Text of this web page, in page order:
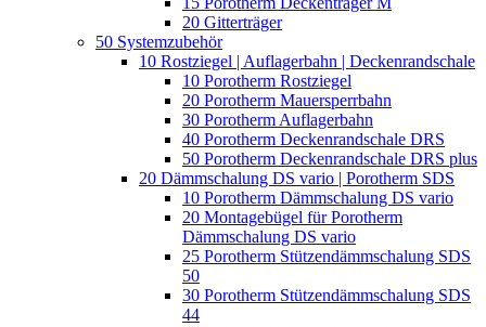
20 Gitterträger
50 Systemzubehör
10 Rostziegel | Auflagerbahn | Deckenrandschale
10 Porotherm Rostziegel
20 Porotherm Mauersperrbahn
30 Porotherm Auflagerbahn
40 Porotherm Deckenrandschale DRS
50 Porotherm Deckenrandschale DRS plus
20 Dämmschalung DS vario | Porotherm SDS
10 Porotherm Dämmschalung DS vario
20 Montagebügel für Porotherm
Dämmschalung DS vario
25 Porotherm Stützendämmschalung SDS
50
30 Porotherm Stützendämmschalung SDS
44